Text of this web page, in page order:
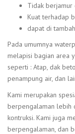
Tidak berjamur
Kuat terhadap
dapat di
Pada umumnya
melapisi bagian area
seperti : Atap, dak
penampung air, dan
Kami merupakan
berpengalaman lebih
kontruksi. Kami juga
berpengalaman, dan